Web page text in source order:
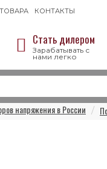
КОНТАКТЫ
Стать дилером
Зарабатывать с
нами легко
напряжения в России